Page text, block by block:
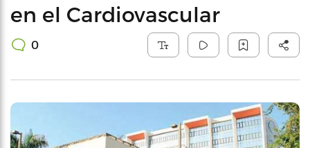
en el Cardiovascular
0